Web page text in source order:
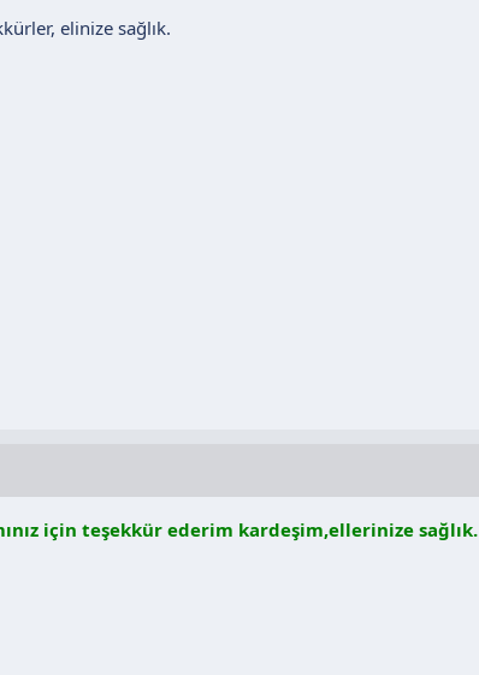
elinize sağlık.
için teşekkür ederim kardeşim,ellerinize sağlık.